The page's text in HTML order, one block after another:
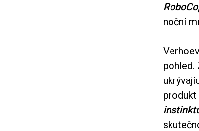
noční
pohled.